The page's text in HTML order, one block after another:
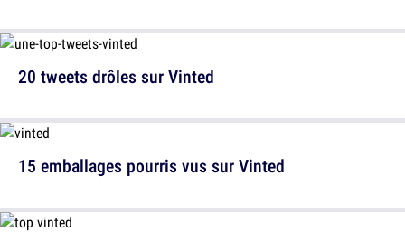
15 emballages pourris vus sur Vinted
20 tweets drôles sur Vinted